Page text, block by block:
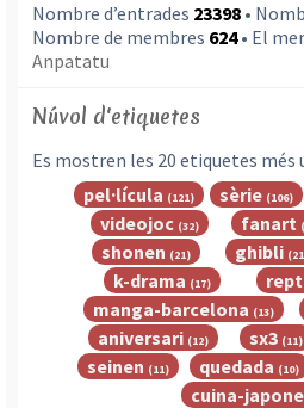
Nombre d’entrades 23398 •
Nombre de membres 624• El
Anpatatu
Núvol d'etiquetes
Es mostren les 20 etiquetes més
pel·lícula (121) sèrie (106)
videojoc (32) fanart
shonen (21) ghibli
k-drama (17)
manga-barcelona (13)
aniversari (12) sx3 (11)
seinen (11) quedada (10)
cuina-